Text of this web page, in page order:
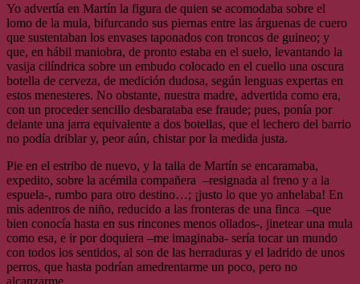
Yo advertía en Martín la figura de quien se acomodaba sobre el
lomo de la mula, bifurcando sus piernas entre las árguenas de cuero
que sustentaban los envases taponados con troncos de guineo; y
que, en hábil maniobra, de pronto estaba en el suelo, levantando la
vasija cilíndrica sobre un embudo colocado en el cuello una oscura
botella de cerveza, de medición dudosa, según lenguas expertas en
estos menesteres. No obstante, nuestra madre, advertida como era,
con un proceder sencillo desbarataba ese fraude; pues, ponía por
delante una jarra equivalente a dos botellas, que el lechero del barrio
no podía driblar y, peor aún, chistar por la medida justa.
Pie en el estribo de nuevo, y la talla de Martín se encaramaba,
expedito, sobre la acémila compañera –resignada al freno y a la
espuela-, rumbo para otro destino…; ¡justo lo que yo anhelaba! En
mis adentros de niño, reducido a las fronteras de una finca –que
bien conocía hasta en sus rincones menos ollados-, jinetear una mula
como esa, e ir por doquiera –me imaginaba- sería tocar un mundo
con todos los sentidos, al son de las herraduras y el ladrido de unos
perros, que hasta podrían amedrentarme un poco, pero no
alcanzarme.